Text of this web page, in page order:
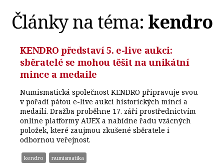
Články na téma: kendro
KENDRO představí 5. e-live aukci:
sběratelé se mohou těšit na unikátní
mince a medaile
Numismatická společnost KENDRO připravuje svou
v pořadí pátou e-live aukci historických mincí a
medailí. Dražba proběhne 17. září prostřednictvím
online platformy AUEX a nabídne řadu vzácných
položek, které zaujmou zkušené sběratele i
odbornou veřejnost.
kendro numismatika